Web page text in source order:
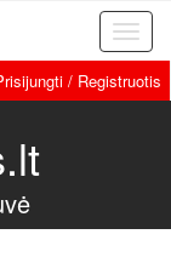
/ Registruotis